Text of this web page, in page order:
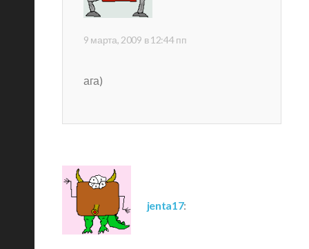
9 марта, 2009 в 12:44 пп
ага)
jenta17: